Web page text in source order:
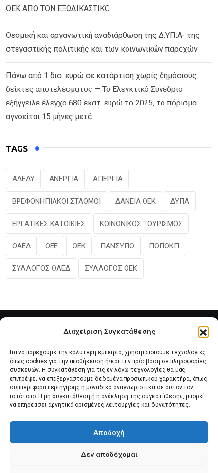
Διαχείριση Συγκατάθεσης
Για να παρέχουμε την καλύτερη εμπειρία, χρησιμοποιούμε τεχνολογίες
όπως cookies για την αποθήκευση ή/και την πρόσβαση σε πληροφορίες
συσκευών. Η συγκατάθεση για τις εν λόγω τεχνολογίες θα μας
επιτρέψει να επεξεργαστούμε δεδομένα προσωπικού χαρακτήρα, όπως
συμπεριφορά περιήγησης ή μοναδικά αναγνωριστικά σε αυτόν τον
ιστότοπο. Η μη συγκατάθεση ή η ανάκληση της συγκατάθεσης, μπορεί
να επηρεάσει αρνητικά ορισμένες λειτουργίες και δυνατότητες.
Αποδοχή
Δεν αποδέχομαι
ΟΕΚ ΑΠΟ ΤΟΝ ΕΞΩΔΙΚΑΣΤΙΚΟ
Θεσμική και οργανωτική αναδιάρθωση της Δ.ΥΠ.Α- της
στεγαστικής πολιτικής και των κοινωνικών παροχών
Πάνω από 1 δισ. ευρώ σε κατάρτιση χωρίς δημόσιους
δείκτες αποτελέσματος — Το Ελεγκτικό Συνέδριο
εξήγγειλε έλεγχο 680 εκατ. ευρώ το 2025, το πόρισμα
αγνοείται 15 μήνες μετά
TAGS
ΑΔΕΔΥ ΑΝΕΡΓΙΑ ΑΠΕΡΓΙΑ
ΒΡΕΦΟΝΗΠΙΑΚΟΙ ΣΤΑΘΜΟΙ ΔΑΝΕΙΑ ΟΕΚ ΔΥΠΑ
ΕΡΓΑΤΙΚΕΣ ΚΑΤΟΙΚΙΕΣ ΚΟΙΝΩΝΙΚΟΣ ΤΟΥΡΙΣΜΟΣ
ΟΑΕΔ ΟΕΕ ΟΕΚ ΠΑΝΣΥΠΟ ΠΟΠΟΚΠ
ΣΥΛΛΟΓΟΣ ΟΑΕΔ ΣΥΛΛΟΓΟΣ ΟΕΚ
Αρχική Νέα του Συλλόγου Θέματα e-Magazino
Πολιτική Cookies (ΕΕ)